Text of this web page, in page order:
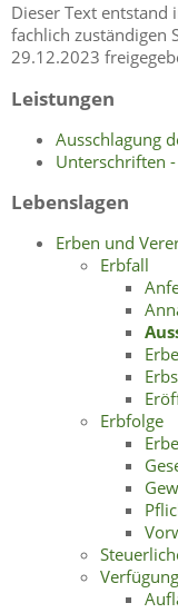
Dieser Text
fachlich zuständigen
29.12.2023
Leistungen
Ausschlagung
Unterschriften
Lebenslagen
Erben und
Erbfall
Erbfolge